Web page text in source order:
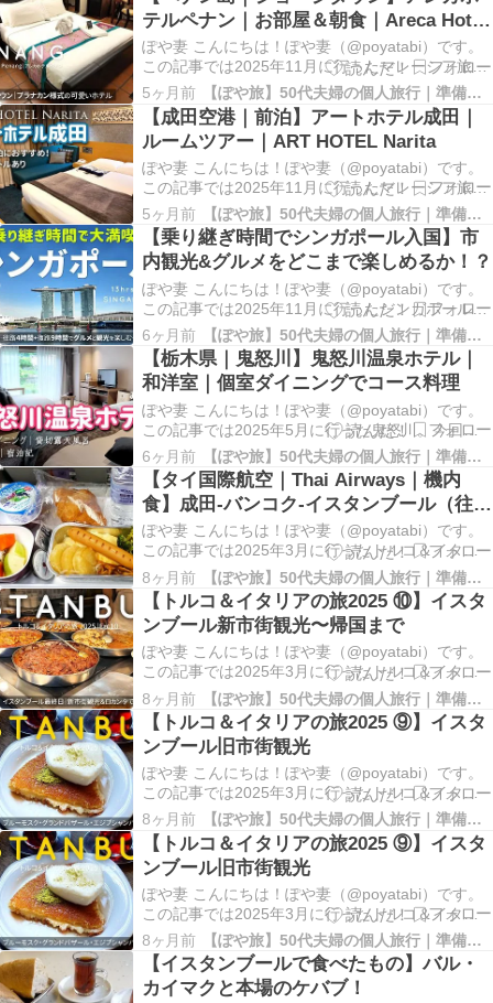
ホテル 画像をクリックするとYouTubeに移動しま
す｜2025ハットンセントラルホ…
テルペナン｜お部屋＆朝食｜Areca Hotel
Penang
ぽや妻 こんにちは！ぽや妻（@poyatabi）です。
この記事では2025年11月に行ったマレーシア旅行
｜ペナン島ジョージタウンで泊まったホテルをご
紹介します。 ルームツアー｜アレカホテルペナン
画像をクリックするとYouTubeに移動します｜
2025アレカホテルペナン マレー…
5ヶ月前 【ぽや旅】50代夫婦の個人旅行｜準備と記録
【成田空港｜前泊】アートホテル成田｜
ルームツアー｜ART HOTEL Narita
ぽや妻 こんにちは！ぽや妻（@poyatabi）です。
この記事では2025年11月に行ったマレーシア旅行
の前泊に利用した成田のホテルをご紹介します。
ルームツアー｜アートホテル成田 画像をクリック
するとYouTubeに移動します｜2025アートホテル
成田 成田の前泊にアートホテ…
5ヶ月前 【ぽや旅】50代夫婦の個人旅行｜準備と記録
【乗り継ぎ時間でシンガポール入国】市
内観光&グルメをどこまで楽しめるか！？
ぽや妻 こんにちは！ぽや妻（@poyatabi）です。
この記事では2025年11月に行ったシンガポール
（乗り継ぎ）滞在の様子をまとめました。 乗り継
ぎ時間だけでシンガポールを大満喫！ シンガポー
ル乗り継ぎ観光2026｜画像をクリックすると
YouTubeに移動します マレーシア旅…
6ヶ月前 【ぽや旅】50代夫婦の個人旅行｜準備と記録
【栃木県｜鬼怒川】鬼怒川温泉ホテル｜
和洋室｜個室ダイニングでコース料理
ぽや妻 こんにちは！ぽや妻（@poyatabi）です。
この記事では2025年5月に行った鬼怒川。今回も
鬼怒川温泉ホテルに滞在しました～。 【YouTube
で旅行記も公開中】鬼怒川温泉1泊2日 画像をクリ
ックするとYouTubeに移動します｜2025鬼怒川温
泉 国内ホテルの宿泊記…
6ヶ月前 【ぽや旅】50代夫婦の個人旅行｜準備と記録
【タイ国際航空｜Thai Airways｜機内
食】成田-バンコク-イスタンブール（往
復）
ぽや妻 こんにちは！ぽや妻（@poyatabi）です。
この記事では2025年3月に行ったトルコ＆イタリ
ア旅についてまとめています。今回はイスタンブ
ール観光最終日の様子をまとめました。
【YouTubeで旅行記も公開中】2025トルコ＆イタ
リアの旅 画像をクリックするとYouTu…
8ヶ月前 【ぽや旅】50代夫婦の個人旅行｜準備と記録
【トルコ＆イタリアの旅2025 ⑩】イスタ
ンブール新市街観光〜帰国まで
ぽや妻 こんにちは！ぽや妻（@poyatabi）です。
この記事では2025年3月に行ったトルコ＆イタリ
ア旅について、今回はイスタンブール観光最終日
の様子をまとめました。 新市街観光＆ロカンタで
ごはん トルコ&イタリアの旅2025⑩｜画像をクリ
ックするとYouTubeに移動します…
8ヶ月前 【ぽや旅】50代夫婦の個人旅行｜準備と記録
【トルコ＆イタリアの旅2025 ⑨】イスタ
ンブール旧市街観光
ぽや妻 こんにちは！ぽや妻（@poyatabi）です。
この記事では2025年3月に行ったトルコ＆イタリ
ア旅についてまとめています。今回はイスタンブ
ール観光3日目（帰国前日）の様子をまとめまし
た。 イスタンブール観光｜ブルーモスク＆バザー
ル トルコ&イタリアの旅2025⑨｜画像を…
8ヶ月前 【ぽや旅】50代夫婦の個人旅行｜準備と記録
【トルコ＆イタリアの旅2025 ⑨】イスタ
ンブール旧市街観光
ぽや妻 こんにちは！ぽや妻（@poyatabi）です。
この記事では2025年3月に行ったトルコ＆イタリ
ア旅についてまとめています。今回はイスタンブ
ール観光3日目（帰国前日）の様子をまとめまし
た。 イスタンブール観光｜ブルーモスク＆バザー
ル トルコ&イタリアの旅2025⑨｜画像を…
8ヶ月前 【ぽや旅】50代夫婦の個人旅行｜準備と記録
【イスタンブールで食べたもの】バル・
カイマクと本場のケバブ！